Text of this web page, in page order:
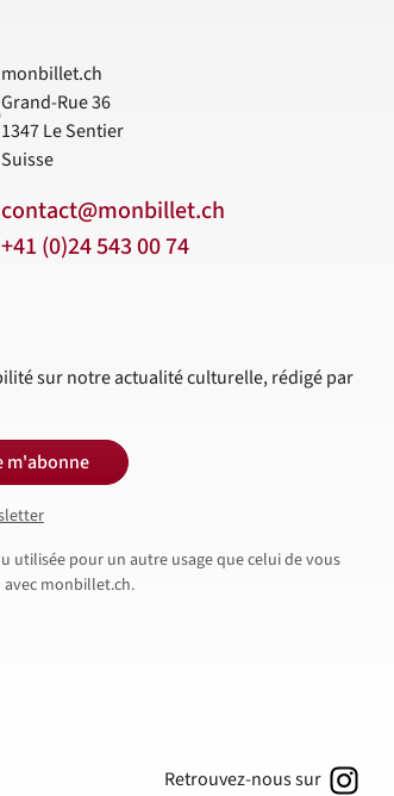
monbillet.ch
Grand-Rue 36
1347Le Sentier
Suisse
contact@monbillet.ch
+41 (0)24 543 00 74
sur notre actualité culturelle, rédigé par
m'abonne
utilisée pour un autre usage que celui de vous
avec monbillet.ch.
Retrouvez-nous sur